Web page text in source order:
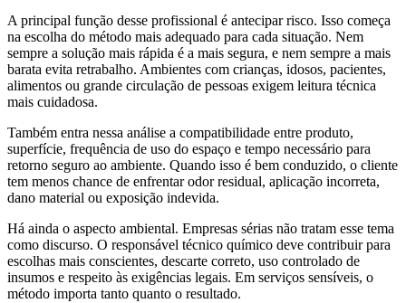
A principal função desse profissional é antecipar risco. Isso começa
na escolha do método mais adequado para cada situação. Nem
sempre a solução mais rápida é a mais segura, e nem sempre a mais
barata evita retrabalho. Ambientes com crianças, idosos, pacientes,
alimentos ou grande circulação de pessoas exigem leitura técnica
mais cuidadosa.
Também entra nessa análise a compatibilidade entre produto,
superfície, frequência de uso do espaço e tempo necessário para
retorno seguro ao ambiente. Quando isso é bem conduzido, o cliente
tem menos chance de enfrentar odor residual, aplicação incorreta,
dano material ou exposição indevida.
Há ainda o aspecto ambiental. Empresas sérias não tratam esse tema
como discurso. O responsável técnico químico deve contribuir para
escolhas mais conscientes, descarte correto, uso controlado de
insumos e respeito às exigências legais. Em serviços sensíveis, o
método importa tanto quanto o resultado.